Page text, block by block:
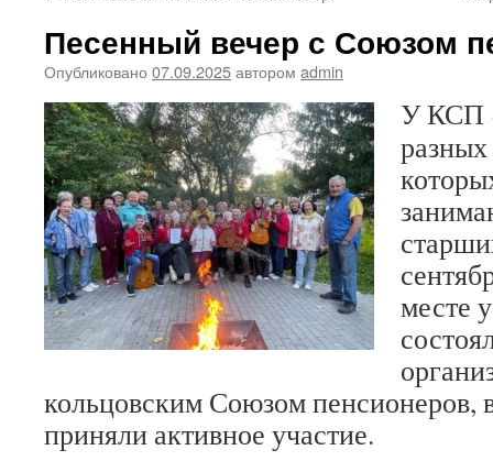
Песенный вечер с Союзом
Опубликовано 07.09.2025автором admin
У КСП
месте
кольцовским Союзом пенсионеров,
приняли активное участие.